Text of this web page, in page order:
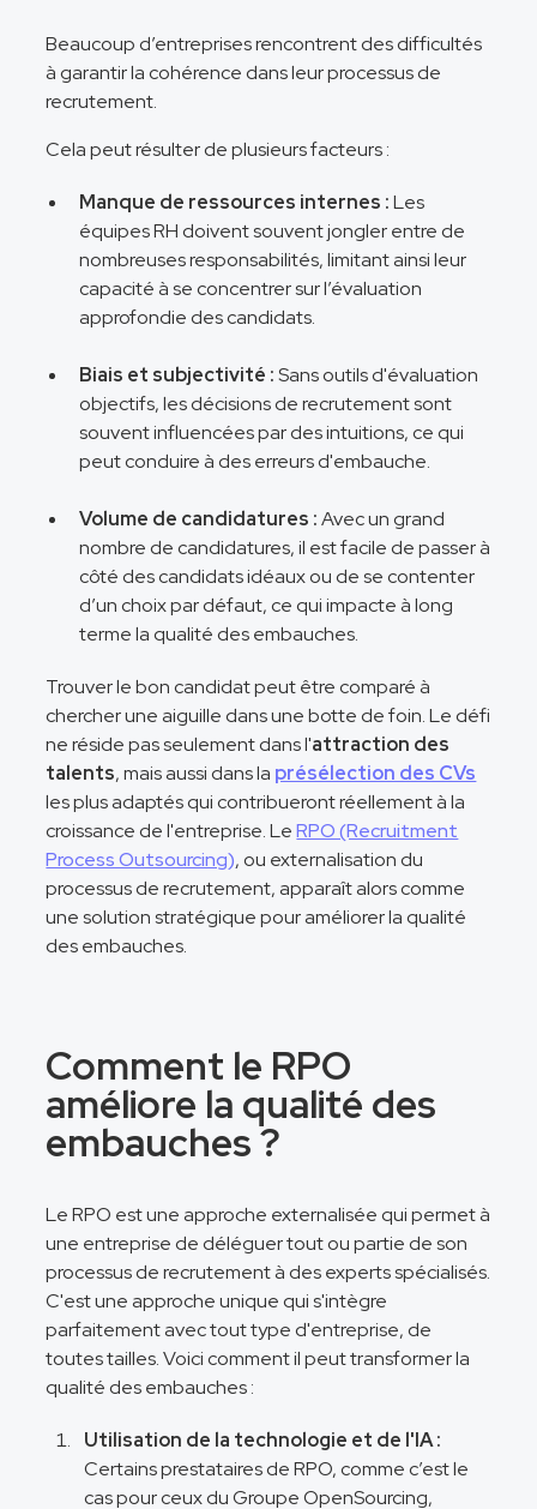
Beaucoup d’entreprises rencontrent des difficultés
à garantir la cohérence dans leur processus de
recrutement.
Cela peut résulter de plusieurs facteurs :
Manque de ressources internes :Les
équipes RH doivent souvent jongler entre de
nombreuses responsabilités, limitant ainsi leur
capacité à se concentrer sur l’évaluation
approfondie des candidats.
Biais et subjectivité :Sans outils d'évaluation
objectifs, les décisions de recrutement sont
souvent influencées par des intuitions, ce qui
peut conduire à des erreurs d'embauche.
Volume de candidatures :Avec un grand
nombre de candidatures, il est facile de passer à
côté des candidats idéaux ou de se contenter
d’un choix par défaut, ce qui impacte à long
terme la qualité des embauches.
Trouver le bon candidat peut être comparé à
chercher une aiguille dans une botte de foin. Le défi
ne réside pas seulement dans l'attraction des
talents, mais aussi dans la présélection des CVs
les plus adaptés qui contribueront réellement à la
croissance de l'entreprise. LeRPO (Recruitment
Process Outsourcing), ou externalisation du
processus de recrutement, apparaît alors comme
une solution stratégique pour améliorer la qualité
des embauches.
Comment le RPO
améliore la qualité des
embauches ?
Le RPO est une approche externalisée qui permet à
une entreprise de déléguer tout ou partie de son
processus de recrutement à des experts spécialisés.
C'est une approche unique qui s'intègre
parfaitement avec tout type d'entreprise, de
toutes tailles. Voici comment il peut transformer la
qualité des embauches :
Utilisation de la technologie et de l'IA :
Certains prestataires de RPO, comme c’est le
cas pour ceux du Groupe OpenSourcing,